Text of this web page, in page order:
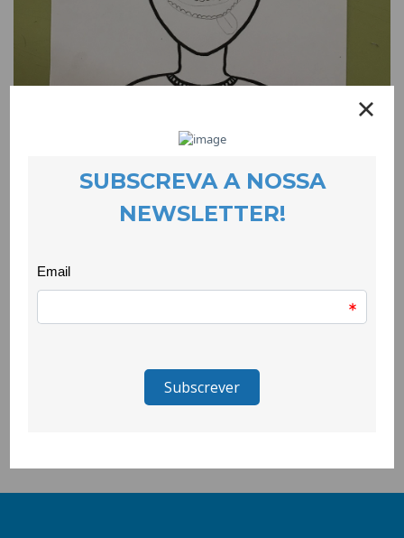
Dinâmicas de educação emocional com
estudantes do concelho
23 February 2023
Durante o mês de Fevereiro, a equipa do Projecto Tecer a
DiverCidade dinamizou actividades de educação emocional no
Prevenir a violência e promover uma cultura de paz nas
escolas são alguns dos objectivos deste projecto, que aposta